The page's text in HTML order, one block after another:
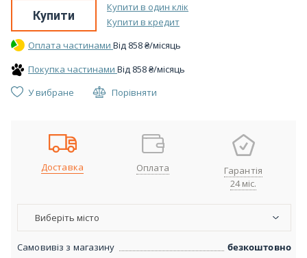
Купити
Купити в один клік
Купити в кредит
Оплата частинами Вiд 858₴/місяць
Покупка частинами Вiд 858₴/місяць
У вибране
Порівняти
Доставка Оплата
Гарантія
24 міс.
Виберіть місто
Самовивіз з магазину
безкоштовно